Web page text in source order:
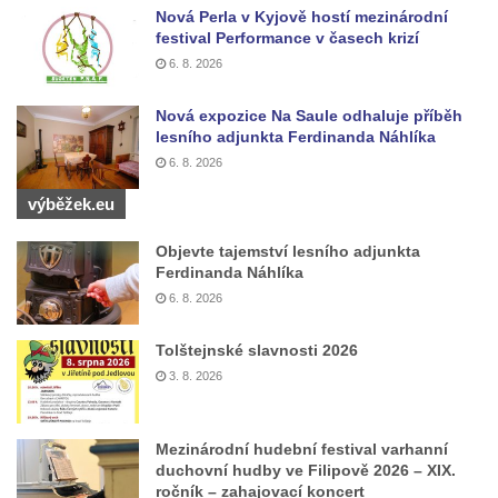
Pomník obětem válek před hřbitovem v
Hostíně u Vojkovic
Kenotaf Václava Floriána na hřbitově v
Lužci nad Vltavou
Kenotaf Miloslava Švice na hřbitově v Lužci
nad Vltavou
Hrob Václava Kufnera na hřbitově v Lužci
Pomník vojákům Rudé armády na hřbitově
v Lužci nad Vltavou
silnice severně od Lužce nad Vltavou
Kenotaf Alfeda Harnische na hřbitově v
Hrobčicích
Pomník obětem válek v Hrobčicích
Nová Perla v Kyjově hostí mezinárodní
festival Performance v časech krizí
6. 8. 2026
Nová expozice Na Saule odhaluje příběh
lesního adjunkta Ferdinanda Náhlíka
6. 8. 2026
výběžek.eu
Objevte tajemství lesního adjunkta
Ferdinanda Náhlíka
6. 8. 2026
Tolštejnské slavnosti 2026
3. 8. 2026
Mezinárodní hudební festival varhanní
duchovní hudby ve Filipově 2026 – XIX.
ročník – zahajovací koncert